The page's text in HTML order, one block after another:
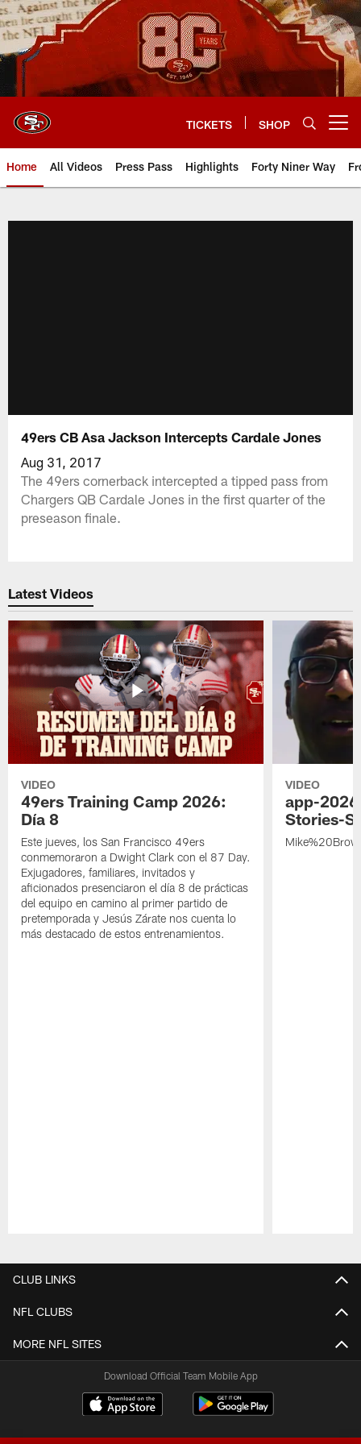
Skip
to
main
content
TICKETS SHOP
Home All Videos Press Pass Highlights Forty Niner Way
49ers CB Asa Jackson Intercepts Cardale Jones
Aug 31, 2017
The 49ers cornerback intercepted a tipped pass from
Chargers QB Cardale Jones in the first quarter of the
preseason finale.
Latest Videos
VIDEO
49ers Training Camp 2026:
Día 8
Este jueves, los San Francisco 49ers
conmemoraron a Dwight Clark con el 87 Day.
Exjugadores, familiares, invitados y
aficionados presenciaron el día 8 de prácticas
del equipo en camino al primer partido de
pretemporada y Jesús Zárate nos cuenta lo
más destacado de estos entrenamientos.
VIDEO
app-
Stories-
CLUB LINKS
NFL CLUBS
MORE NFL SITES
Download Official Team Mobile App